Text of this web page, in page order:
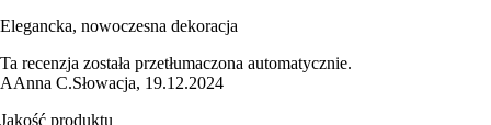
Elegancka, nowoczesna dekoracja
Ta recenzja została przetłumaczona automatycznie.
AAnna C.Słowacja, 19.12.2024
Jakość produktu